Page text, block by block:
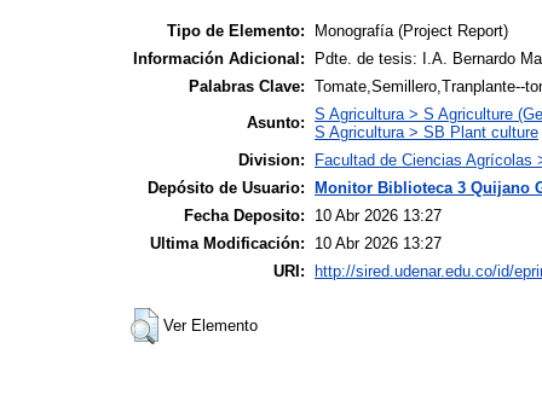
Tipo de Elemento:
Monografía (Project Report)
Información Adicional:
Pdte. de tesis: I.A. Bernardo
Palabras Clave: Tomate,Semillero,Tranplante--
Asunto: S Agricultura > S Agriculture
S Agricultura > SB Plant culture
Division:
Facultad de Ciencias Agrícolas
Depósito de Usuario: Monitor Biblioteca 3 Quijano
Fecha Deposito:
10 Abr 2026 13:27
Ultima Modificación:
10 Abr 2026 13:27
URI: http://sired.udenar.edu.co/id/
Ver Elemento